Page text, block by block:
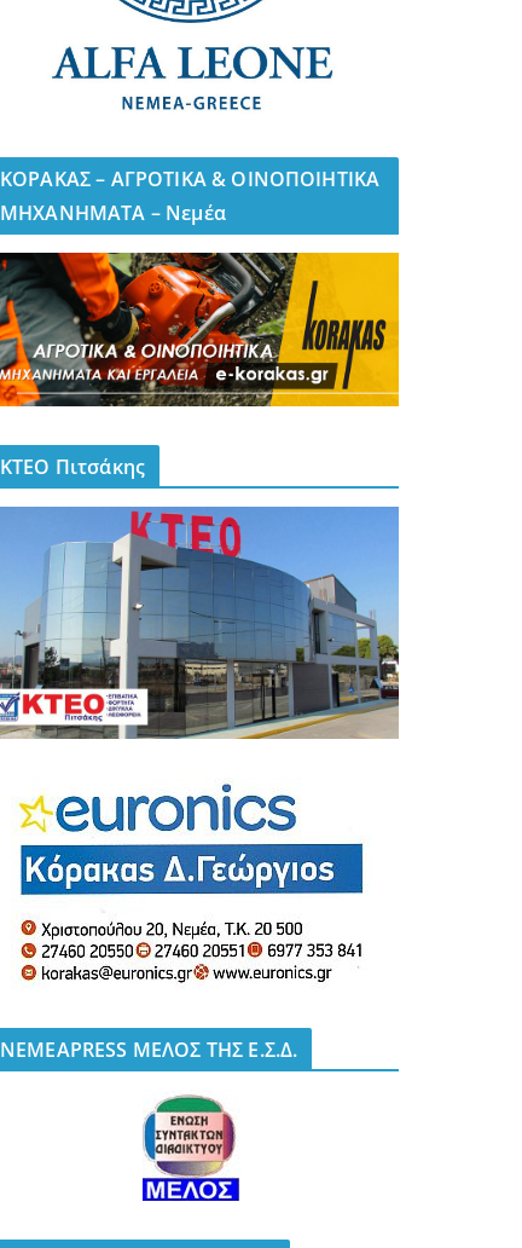
ΚΟΡΑΚΑΣ – ΑΓΡΟΤΙΚΑ & ΟΙΝΟΠΟΙΗΤΙΚΑ
ΜΗΧΑΝΗΜΑΤΑ – Νεμέα
ΚΤΕΟ Πιτσάκης
NEMEAPRESS ΜΕΛΟΣ ΤΗΣ Ε.Σ.Δ.